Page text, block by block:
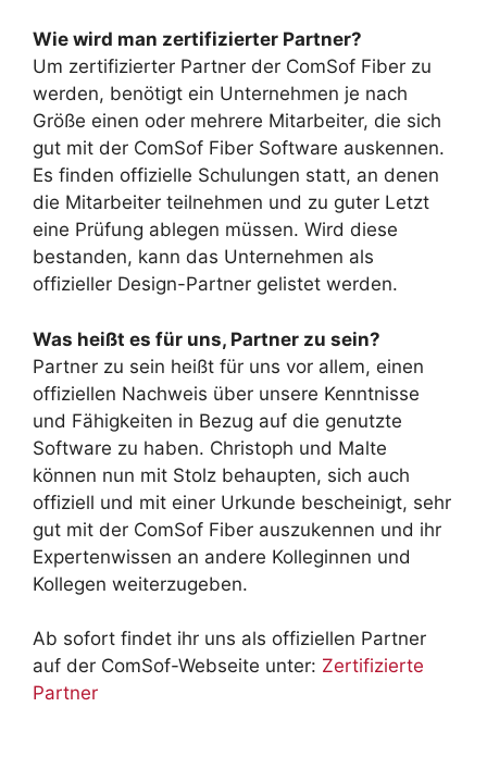
Wie wird man zertifizierter Partner?
Um zertifizierter Partner der ComSof Fiber zu
werden, benötigt ein Unternehmen je nach
Größe einen oder mehrere Mitarbeiter, die sich
gut mit der ComSof Fiber Software auskennen.
Es finden offizielle Schulungen statt, an denen
die Mitarbeiter teilnehmen und zu guter Letzt
eine Prüfung ablegen müssen. Wird diese
bestanden, kann das Unternehmen als
offizieller Design-Partner gelistet werden.
Was heißt es für uns, Partner zu sein?
Partner zu sein heißt für uns vor allem, einen
offiziellen Nachweis über unsere Kenntnisse
und Fähigkeiten in Bezug auf die genutzte
Software zu haben. Christoph und Malte
können nun mit Stolz behaupten, sich auch
offiziell und mit einer Urkunde bescheinigt, sehr
gut mit der ComSof Fiber auszukennen und ihr
Expertenwissen an andere Kolleginnen und
Kollegen weiterzugeben.
Ab sofort findet ihr uns als offiziellen Partner
auf der ComSof-Webseite unter: Zertifizierte
Partner